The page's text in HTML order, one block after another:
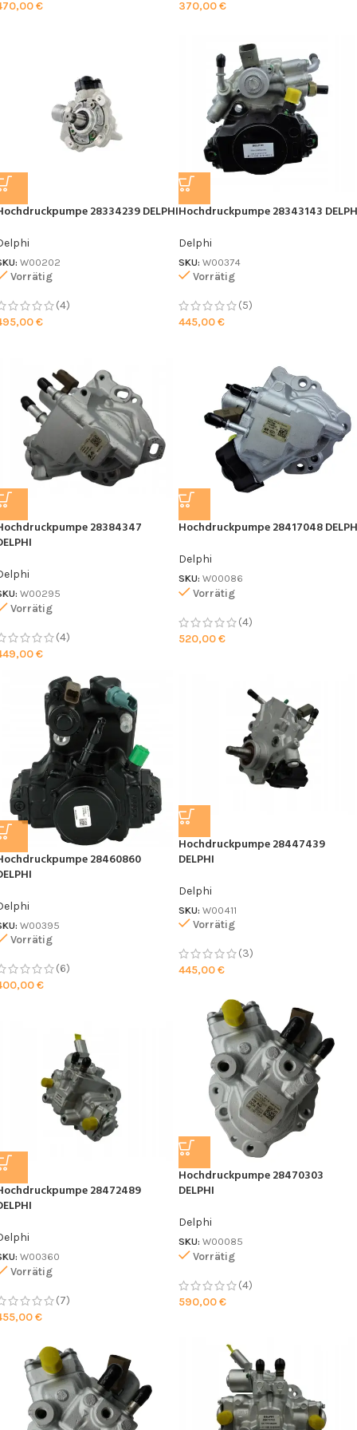
€ 370,00€
28334239 DELPHI
W00202
Vorrätig
(4)
€
Hochdruckpumpe 28343143
Delphi
SKU: W00374
Vorrätig
(5)
445,00€
28384347
W00295
Vorrätig
(4)
€
Hochdruckpumpe 28417048
Delphi
SKU: W00086
Vorrätig
(4)
520,00€
Hochdruckpumpe 28447439
DELPHI
Delphi
SKU: W00411
Vorrätig
(3)
445,00€
28460860
W00395
Vorrätig
(6)
€
Hochdruckpumpe 28470303
DELPHI
Delphi
SKU: W00085
Vorrätig
(4)
590,00€
28472489
W00360
Vorrätig
(7)
€